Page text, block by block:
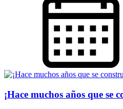
¡Hace muchos años que se